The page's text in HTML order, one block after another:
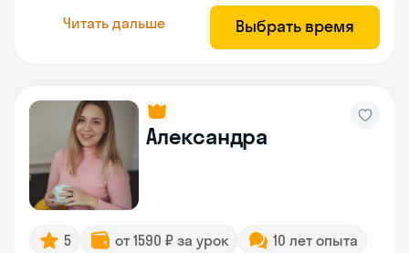
Читать дальше Выбрать время
Александра
5 от 1590 ₽ за урок
10 лет опыта